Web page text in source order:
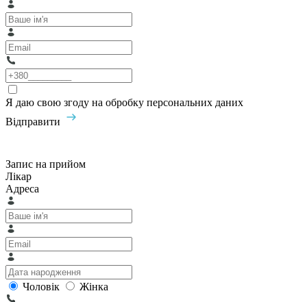
Я даю свою згоду на обробку персональних даних
Відправити
Запис на прийом
Лікар
Адреса
Чоловік Жінка